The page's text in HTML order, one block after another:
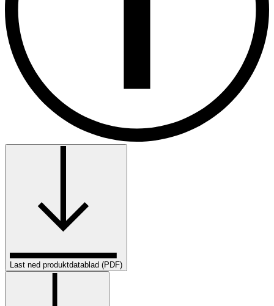
Last ned produktdatablad (PDF)